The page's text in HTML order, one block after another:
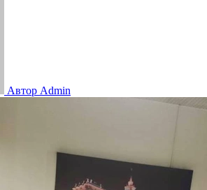
Автор Admin